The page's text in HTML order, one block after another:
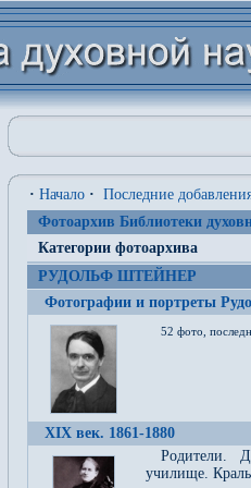
· Начало · Последние
Фотоархив Библиотеки
Категории фотоархива
РУДОЛЬФ ШТЕЙНЕР
Фотографии и портреты
52 фото,
XIX век. 1861-1880
Родители.
училище.